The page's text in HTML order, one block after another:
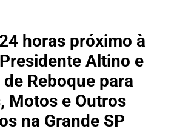
horas próximo à
Altino e
Reboque para
Motos e Outros
na Grande SP